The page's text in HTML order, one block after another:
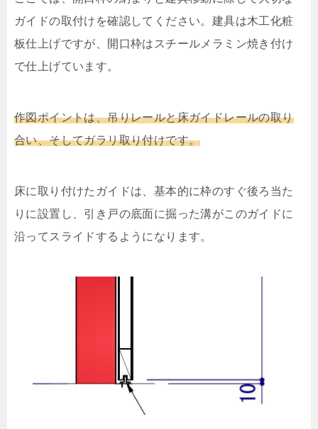
ガイドの取付けを確認してください。建具は木工化粧
板仕上げですが、開口枠はスチールメラミン焼き付け
で仕上げています。
作図ポイントは、吊りレールと床ガイドレールの取り
合い、そしてガラリ取り付けです。
床に取り付けたガイドは、基本的に枠のすぐ後ろ当た
りに設置し、引き戸の底面に掘った溝がこのガイドに
沿ってスライドするようになります。